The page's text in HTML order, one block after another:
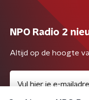
NPO Radio 2
Altijd op de hoogte